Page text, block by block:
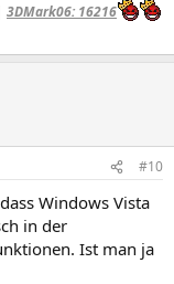
3DMark06: 16216
#10
Windows Vista
in der
Ist man ja